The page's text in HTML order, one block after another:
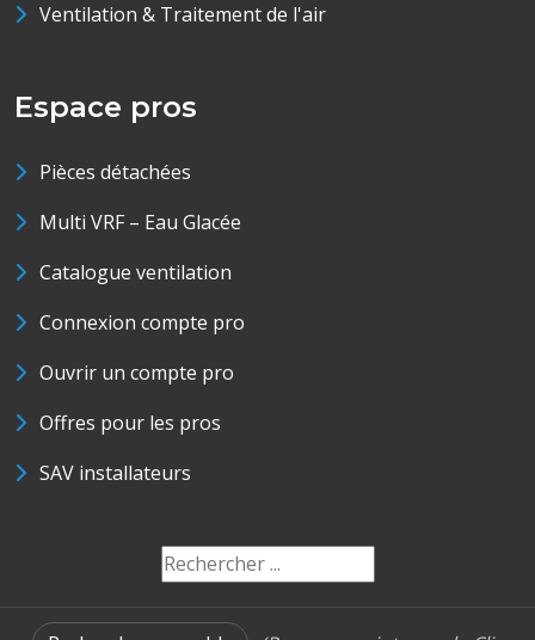
Ventilation & Traitement de l'air
Espace pros
Pièces détachées
Multi VRF – Eau Glacée
Catalogue ventilation
Connexion compte pro
Ouvrir un compte pro
Offres pour les pros
SAV installateurs